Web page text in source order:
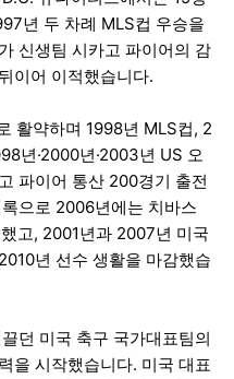
년 두 차례 MLS컵 우승을
신생팀 시카고 파이어의 감
이어 이적했습니다.
활약하며 1998년 MLS컵, 2
년·2000년·2003년 US 오
파이어 통산 200경기 출전
으로 2006년에는 치바스
고, 2001년과 2007년 미국
년 선수 생활을 마감했습
던 미국 축구 국가대표팀의
을 시작했습니다. 미국 대표